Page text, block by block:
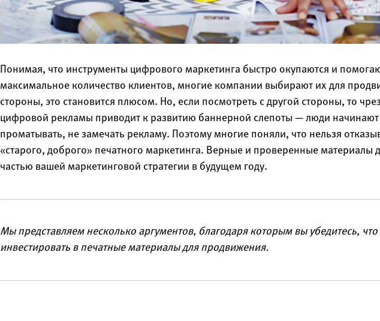
Понимая, что инструменты цифрового маркетинга быстро окупаются и
максимальное количество клиентов, многие компании выбирают их для
стороны, это становится плюсом. Но, если посмотреть с другой стороны, то
цифровой рекламы приводит к развитию баннерной слепоты — люди начинают
проматывать, не замечать рекламу. Поэтому многие поняли, что нельзя
«старого, доброго» печатного маркетинга. Верные и проверенные материалы
частью вашей маркетинговой стратегии в будущем году.
Мы представляем несколько аргументов, благодаря которым вы убедитесь,
инвестировать в печатные материалы для продвижения.